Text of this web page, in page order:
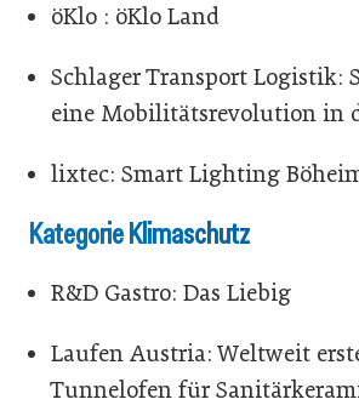
öKlo : öKlo Land
Schlager Transport Logistik:
eine Mobilitätsrevolution in
lixtec: Smart Lighting
Kategorie Klimaschutz
R&D Gastro: Das Liebig
Laufen Austria: Weltweit
Tunnelofen für